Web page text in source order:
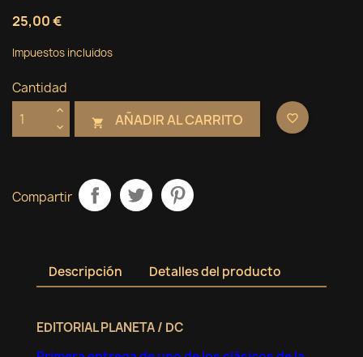
25,00 €
Impuestos incluidos
Cantidad
 AÑADIR AL CARRITO favorite_border
Compartir
Descripción Detalles del producto
EDITORIAL PLANETA / DC